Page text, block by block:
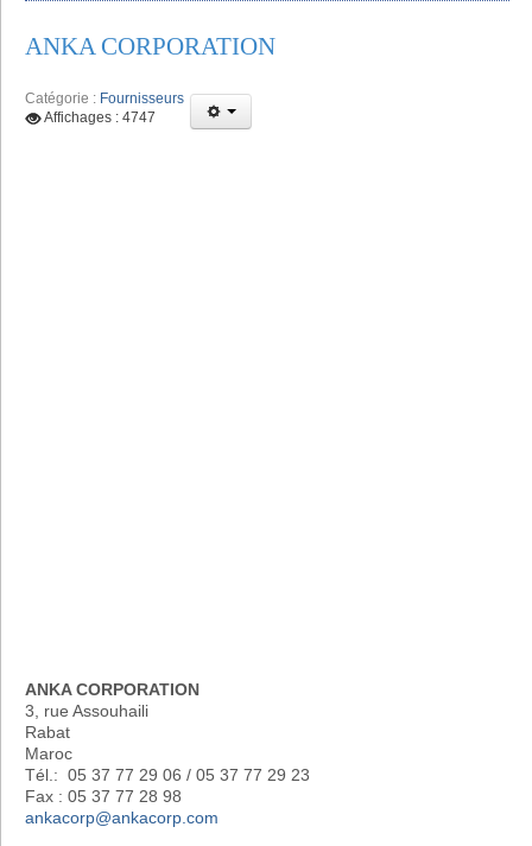
ANKA CORPORATION
Catégorie : Fournisseurs
Affichages : 4747
ANKA CORPORATION
3, rue Assouhaili
Rabat
Maroc
Tél.: 05 37 77 29 06 / 05 37 77 29 23
Fax : 05 37 77 28 98
ankacorp@ankacorp.com